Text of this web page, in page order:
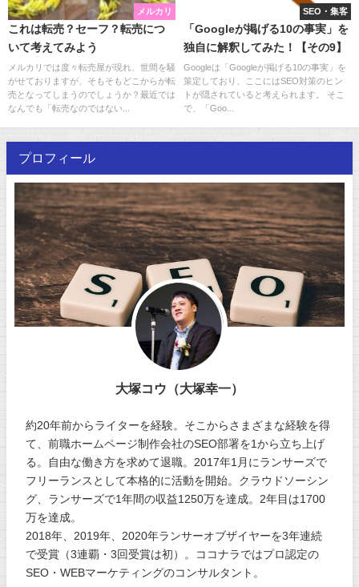
メルカリ
これは転売？セーフ？転売につ
いて考えてみよう
メルカリでは度々転売屋が現れ、世間を騒
がせておりますが、そもそもどこからが転
売となってしまうのでしょうか？最近では
なんでも「転売なのではない...
SEO・集客
「Googleが掲げる10の事実」を
独自に解釈してみた！【その9】
Googleは「Googleが掲げる10の事実」を
策定しており、ここにはSEO対策のヒン
トが隠されていると考えられます。 そこ
で、「Goo...
プロフィール
大塚コウ（大塚幸一）
約20年前からライターを経験。そこからさまざまな経験を得
て、前職ホームページ制作会社のSEO部署を1から立ち上げ
る。自由な働き方を求めて退職。2017年1月にランサーズで
フリーランスとして本格的に活動を開始。クラウドソーシン
グ、ランサーズで1年間の収益1250万を達成。2年目は1700
万を達成。
2018年、2019年、2020年ランサーオブザイヤーを3年連続
で受賞（3連覇・3回受賞は初）。ココナラではプロ認定の
SEO・WEBマーケティングのコンサルタント。